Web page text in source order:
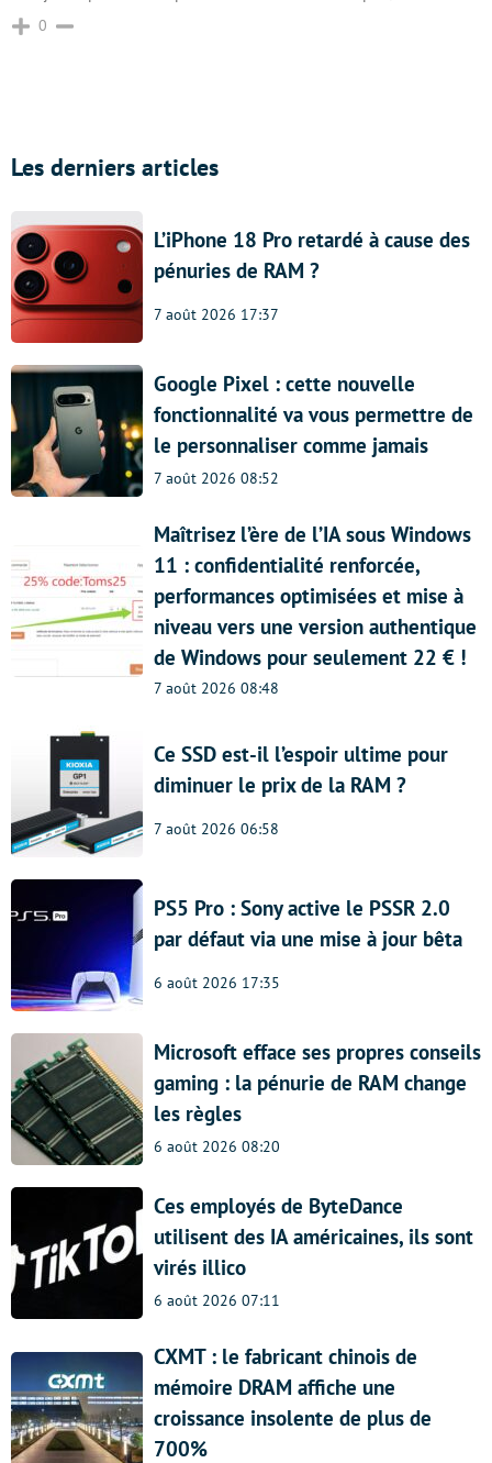
0
Les derniers articles
L’iPhone 18 Pro retardé à cause des
pénuries de RAM ?
7 août 2026 17:37
Google Pixel : cette nouvelle
fonctionnalité va vous permettre de
le personnaliser comme jamais
7 août 2026 08:52
Maîtrisez l’ère de l’IA sous Windows
11 : confidentialité renforcée,
performances optimisées et mise à
niveau vers une version authentique
de Windows pour seulement 22 € !
7 août 2026 08:48
Ce SSD est-il l’espoir ultime pour
diminuer le prix de la RAM ?
7 août 2026 06:58
PS5 Pro : Sony active le PSSR 2.0
par défaut via une mise à jour bêta
6 août 2026 17:35
Microsoft efface ses propres conseils
gaming : la pénurie de RAM change
les règles
6 août 2026 08:20
Ces employés de ByteDance
utilisent des IA américaines, ils sont
virés illico
6 août 2026 07:11
CXMT : le fabricant chinois de
mémoire DRAM affiche une
croissance insolente de plus de
700%